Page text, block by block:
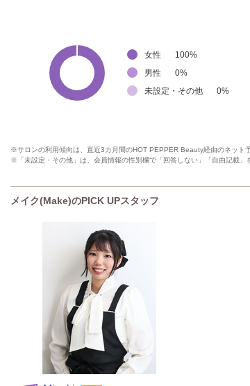
女性 100%
男性
0%
未設定・その他
0%
※サロンの利用傾向は、直近3カ月間のHOT PEPPER Beauty経由のネット
※「未設定・その他」は、会員情報の性別欄で「回答しない」「自由記載」
メイク(Make)のPICK UPスタッフ